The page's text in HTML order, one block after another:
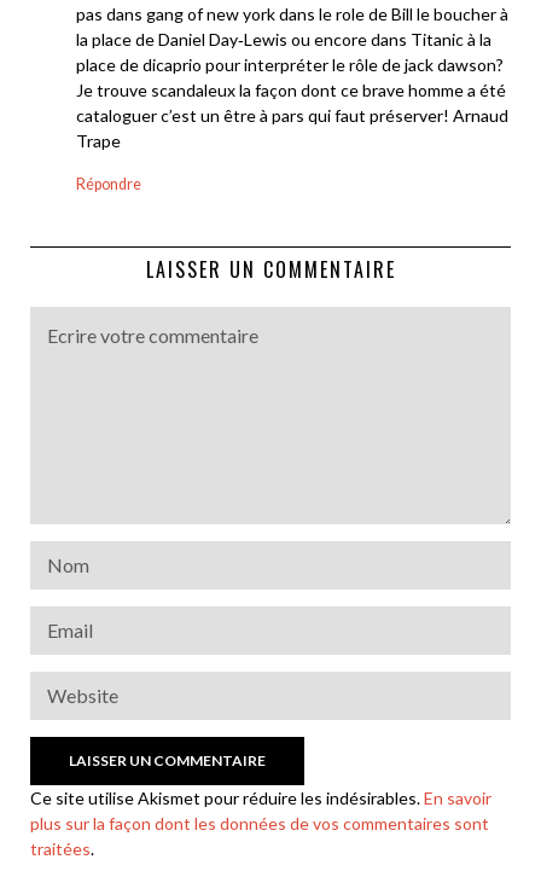
pas dans gang of new york dans le role de Bill le boucher à
la place de Daniel Day‑Lewis ou encore dans Titanic à la
place de dicaprio pour interpréter le rôle de jack dawson?
Je trouve scandaleux la façon dont ce brave homme a été
cataloguer c’est un être à pars qui faut préserver! Arnaud
Trape
Répondre
LAISSER UN COMMENTAIRE
Ce site utilise Akismet pour réduire les indésirables.En savoir
plus sur la façon dont les données de vos commentaires sont
traitées.